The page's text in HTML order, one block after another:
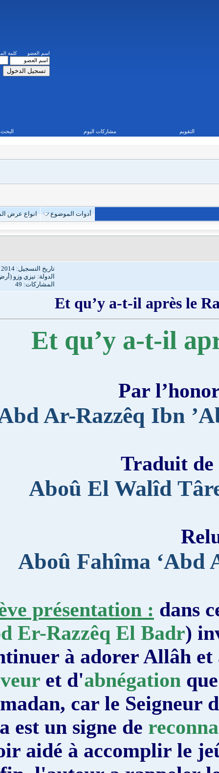
كلمة المرور
حفظ البيانات؟
أدوات الموضوع انواع عرض الموضوع
الدولة: تيزي وزو (أرض الإسلام)
Et qu’y a-t-il
Par
Abd Ar-Razzêq
Aboû El Walîd
Aboû Fahîma
Brève présentation :
Abd Er-Razzêq El
continuer à adorer
ferveuret d'
Ramadan, car le
cela est un signe de
avoir aidé à accomplir